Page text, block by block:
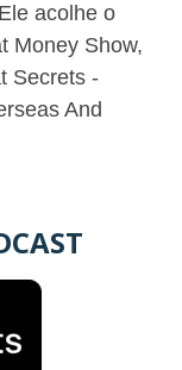
acolhe o
Money Show,
Secrets -
And